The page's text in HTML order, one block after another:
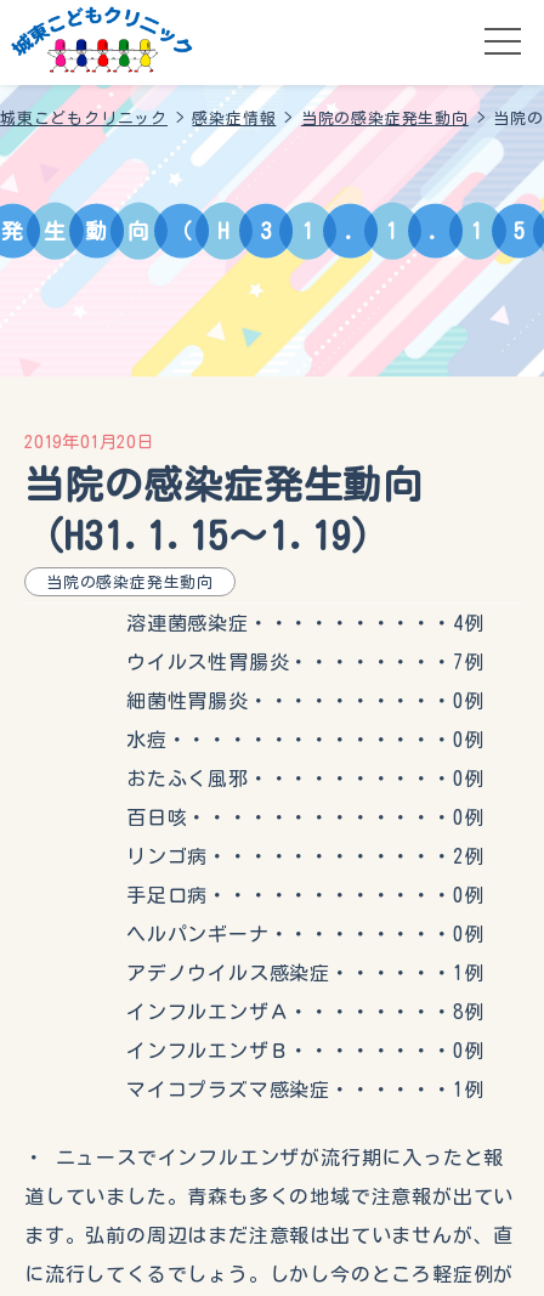
城東こどもクリニック >感染症情報 > 当院の感染症発生動向> 当院
発 生 動 向 （ H 3 1 . 1 . 1 5
2019年01月20日
当院の感染症発生動向
（H31.1.15～1.19）
当院の感染症発生動向
溶連菌感染症・・・・・・・・・・4例
ウイルス性胃腸炎・・・・・・・・7例
細菌性胃腸炎・・・・・・・・・・0例
水痘・・・・・・・・・・・・・・0例
おたふく風邪・・・・・・・・・・0例
百日咳・・・・・・・・・・・・・0例
リンゴ病・・・・・・・・・・・・2例
手足口病・・・・・・・・・・・・0例
ヘルパンギーナ・・・・・・・・・0例
アデノウイルス感染症・・・・・・1例
インフルエンザＡ・・・・・・・・8例
インフルエンザＢ・・・・・・・・0例
マイコプラズマ感染症・・・・・・1例
・ ニュースでインフルエンザが流行期に入ったと報
道していました。青森も多くの地域で注意報が出てい
ます。弘前の周辺はまだ注意報は出ていませんが、直
に流行してくるでしょう。しかし今のところ軽症例が